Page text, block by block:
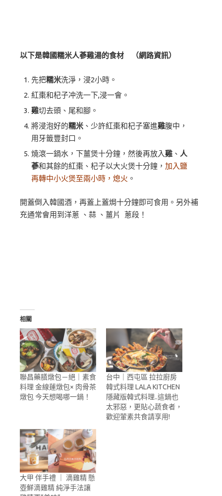
以下是韓國糯米人蔘雞湯的食材 （網路資訊）
先把糯米洗淨，浸2小時。
紅棗和杞子冲洗一下,浸一會。
雞切去頭、尾和腳。
將浸泡好的糯米、少許紅棗和杞子塞進雞腹中，
用牙籤豐封口。
燒滾一鍋水，下薑煲十分鐘，然後再放入雞、 人
蔘和其餘的紅棗、杞子以大火煲十分鐘， 加入鹽
再轉中小火煲至兩小時，熄火 。
開蓋倒入韓國酒，再蓋上蓋焗十分鐘即可食用。另外補
充通常會用到洋蔥 、蒜 、薑片 蔥段！
相關
聯昌藥膳燉包－絕｜素食
料理 金線蓮燉包× 肉骨茶
燉包 今天想喝哪一鍋！
台中｜西屯區 拉拉廚房
韓式料理 LALA KITCHEN
隱藏版韓式料理..這鍋也
太邪惡，更貼心蔬食者，
歡迎葷素共食請享用!
大甲 伴手禮 ｜ 滴雞精 懸
壺鮮滴雞精 純淨手法讓